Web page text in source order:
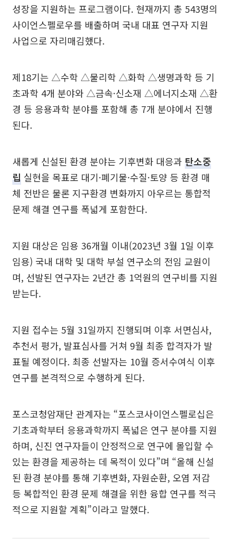
성장을 지원하는 프로그램이다. 현재까지 총 543명의
사이언스펠로우를 배출하며 국내 대표 연구자 지원
사업으로 자리매김했다.
제18기는 △수학 △물리학 △화학 △생명과학 등 기
초과학 4개 분야와 △금속·신소재 △에너지소재 △환
경 등 응용과학 분야를 포함해 총 7개 분야에서 진행
된다.
새롭게 신설된 환경 분야는 기후변화 대응과 탄소중
립 실현을 목표로 대기·폐기물·수질·토양 등 환경 매
체 전반은 물론 지구환경 변화까지 아우르는 통합적
문제 해결 연구를 폭넓게 포함한다.
지원 대상은 임용 36개월 이내(2023년 3월 1일 이후
임용) 국내 대학 및 대학 부설 연구소의 전임 교원이
며, 선발된 연구자는 2년간 총 1억원의 연구비를 지원
받는다.
지원 접수는 5월 31일까지 진행되며 이후 서면심사,
추천서 평가, 발표심사를 거쳐 9월 최종 합격자가 발
표될 예정이다. 최종 선발자는 10월 증서수여식 이후
연구를 본격적으로 수행하게 된다.
포스코청암재단 관계자는 “포스코사이언스펠로십은
기초과학부터 응용과학까지 폭넓은 연구 분야를 지원
하며, 신진 연구자들이 안정적으로 연구에 몰입할 수
있는 환경을 제공하는 데 목적이 있다”며 “올해 신설
된 환경 분야를 통해 기후변화, 자원순환, 오염 저감
등 복합적인 환경 문제 해결을 위한 융합 연구를 적극
적으로 지원할 계획”이라고 말했다.